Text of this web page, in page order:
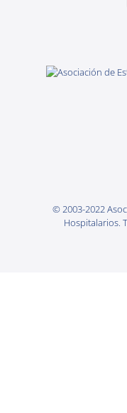
© 2003-2022
Hospitalarios.